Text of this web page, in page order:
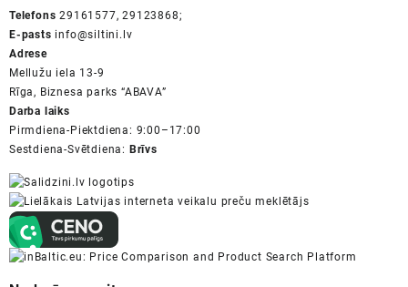
Telefons 29161577, 29123868;
E-pasts info@siltini.lv
Adrese
Mellužu iela 13-9
Rīga, Biznesa parks “ABAVA”
Darba laiks
Pirmdiena-Piektdiena: 9:00–17:00
Sestdiena-Svētdiena: Brīvs